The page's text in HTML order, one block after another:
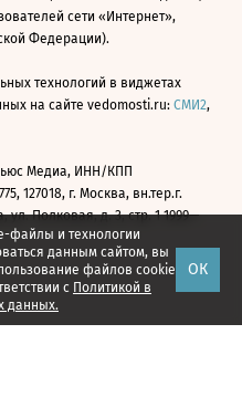
файлы и технологии
данным сайтом, вы
файлов cookie
с Политикой в
данных.
ОК
сети «Интернет»,
Федерации).
технологий в виджетах
на сайте vedomosti.ru: СМИ2,
Медиа, ИНН/КПП
127018, г. Москва, вн.тер.г.
Полковая, д. 3, стр. 1 1999—